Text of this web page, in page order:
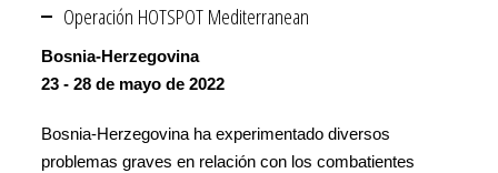
Operación HOTSPOT Mediterranean
Bosnia-Herzegovina
23 - 28 de mayo de 2022
Bosnia-Herzegovina ha experimentado diversos
problemas graves en relación con los combatientes